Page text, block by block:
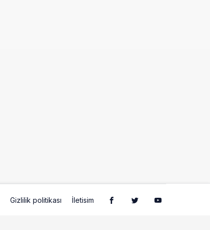
Gizlilik politikası İletisim